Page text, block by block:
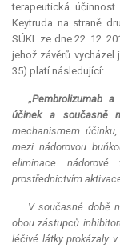
terapeutická
Keytruda na straně
SÚKL ze dne 22. 12.
jehož závěrů
35) platí následující:
„Pembrolizumab
účinek a současně
mechanismem
mezi nádorovou
eliminace nádorové
prostřednictvím
V současné době
obou zástupců
léčivé látky prokázaly